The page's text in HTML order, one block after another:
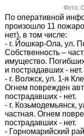
Фото:
По оперативной
произошло 11
нет), в том числе:
- г. Йошкар-Ола, ул.
Собственность –
имущество.
и пострадавших - нет.
- г. Волжск, ул. 1-я
Огнем поврежден
пострадавших - нет.
- г. Козьмодемьянск,
частная. Огнем
пострадавших - нет.
- Горномарийский